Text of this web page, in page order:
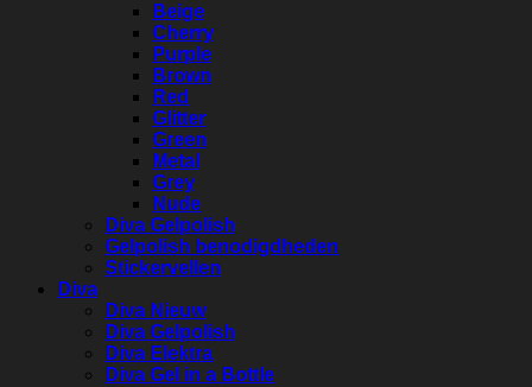
Beige
Cherry
Purple
Brown
Red
Glitter
Green
Metal
Grey
Nude
Diva Gelpolish
Gelpolish benodigdheden
Stickervellen
Diva
Diva Nieuw
Diva Gelpolish
Diva Elektra
Diva Gel in a Bottle